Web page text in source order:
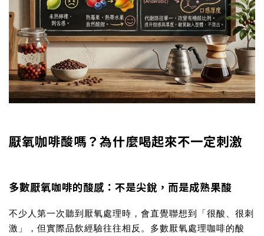
厭氧咖啡酸嗎？為什麼喝起來不一定刺激
多數厭氧咖啡的酸感：不是尖銳，而是成熟果酸
不少人第一次聽到厭氧處理時，會直覺聯想到「很酸、很刺
激」，但實際品飲經驗往往相反。多數厭氧處理咖啡的酸